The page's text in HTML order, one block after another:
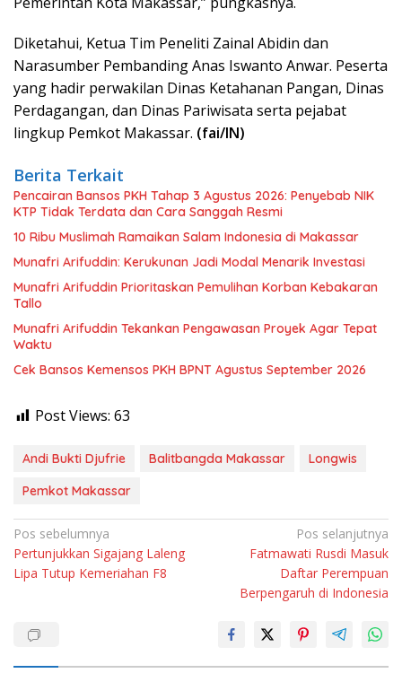
Diketahui, Ketua Tim Peneliti Zainal Abidin dan
Narasumber Pembanding Anas Iswanto Anwar. Peserta
yang hadir perwakilan Dinas Ketahanan Pangan, Dinas
Perdagangan, dan Dinas Pariwisata serta pejabat
lingkup Pemkot Makassar. (fai/IN)
Berita Terkait
Pencairan Bansos PKH Tahap 3 Agustus 2026: Penyebab NIK
KTP Tidak Terdata dan Cara Sanggah Resmi
10 Ribu Muslimah Ramaikan Salam Indonesia di Makassar
Munafri Arifuddin: Kerukunan Jadi Modal Menarik Investasi
Munafri Arifuddin Prioritaskan Pemulihan Korban Kebakaran
Tallo
Munafri Arifuddin Tekankan Pengawasan Proyek Agar Tepat
Waktu
Cek Bansos Kemensos PKH BPNT Agustus September 2026
Post Views: 63
Andi Bukti Djufrie Balitbangda Makassar
Longwis
Pemkot Makassar
Navigasi
pos
Pos sebelumnya
Pertunjukkan Sigajang Laleng
Lipa Tutup Kemeriahan F8
Pos selanjutnya
Fatmawati Rusdi Masuk
Daftar Perempuan
Berpengaruh di Indonesia